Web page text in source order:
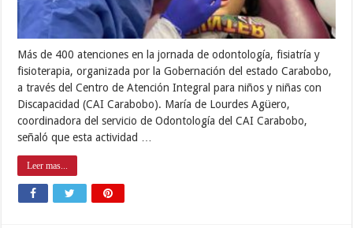
Más de 400 atenciones en la jornada de odontología, fisiatría y
fisioterapia, organizada por la Gobernación del estado Carabobo,
a través del Centro de Atención Integral para niños y niñas con
Discapacidad (CAI Carabobo). María de Lourdes Agüero,
coordinadora del servicio de Odontología del CAI Carabobo,
señaló que esta actividad …
Leer mas...